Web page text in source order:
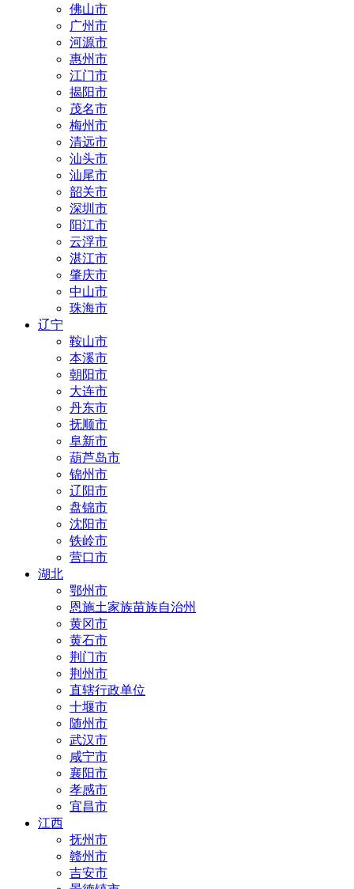
佛山市
广州市
河源市
惠州市
江门市
揭阳市
茂名市
梅州市
清远市
汕头市
汕尾市
韶关市
深圳市
阳江市
云浮市
湛江市
肇庆市
中山市
珠海市
辽宁
鞍山市
本溪市
朝阳市
大连市
丹东市
抚顺市
阜新市
葫芦岛市
锦州市
辽阳市
盘锦市
沈阳市
铁岭市
营口市
湖北
鄂州市
恩施土家族苗族自治州
黄冈市
黄石市
荆门市
荆州市
直辖行政单位
十堰市
随州市
武汉市
咸宁市
襄阳市
孝感市
宜昌市
江西
抚州市
赣州市
吉安市